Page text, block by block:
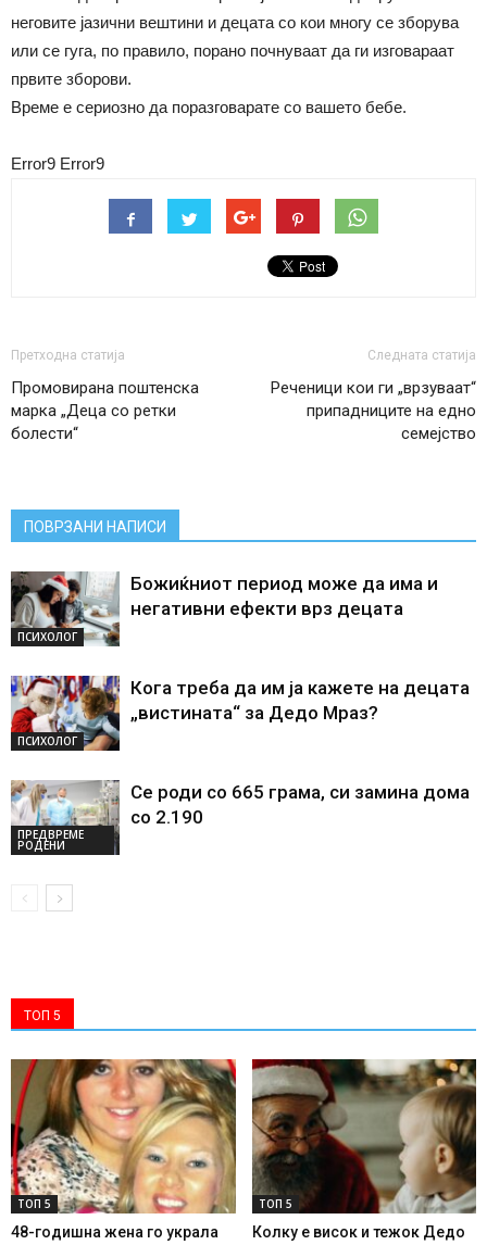
неговите јазични вештини и децата со кои многу се зборува
или се гуга, по правило, порано почнуваат да ги изговараат
првите зборови.
Време е сериозно да поразговарате со вашето бебе.
Error9 Error9
Претходна статија
Промовирана поштенска
марка „Деца со ретки
болести“
Следната статија
Реченици кои ги „врзуваат“
припадниците на едно
семејство
ПОВРЗАНИ НАПИСИ
ПСИХОЛОГ
Божиќниот период може да има и
негативни ефекти врз децата
ПСИХОЛОГ
Кога треба да им ја кажете на децата
„вистината“ за Дедо Мраз?
ПРЕДВРЕМЕ
РОДЕНИ
Се роди со 665 грама, си замина дома
со 2.190
ТОП 5
ТОП 5
48-годишна жена го украла
ТОП 5
Колку е висок и тежок Дедо